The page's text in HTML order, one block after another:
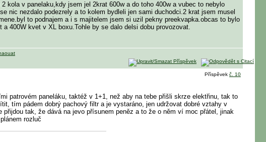
kola v panelaku,kdy jsem jel 2krat 600w a do toho 400w a vubec to nebylo
nic nezdalo podezrely a to kolem bydleli jen sami duchodci.2 krat jsem musel
to podnajem a i s majitelem jsem si uzil pekny preekvapka.obcas to bylo
400W kvet v XL boxu.Tohle by se dalo delsi dobu provozovat.
Příspěvek č. 10
patrovém paneláku, taktéž v 1+1, než aby na tebe přišli skrze elektřinu, tak to
tím pádem dobrý pachový filtr a je vystaráno, jen udržovat dobré vztahy v
tak, že dává na jevo přísunem peněz a to že o něm ví moc přátel, jinak
rozluč